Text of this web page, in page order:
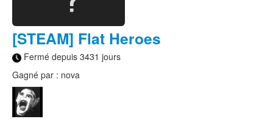
[STEAM] Flat Heroes
Fermé depuis 3431 jours
Gagné par : nova